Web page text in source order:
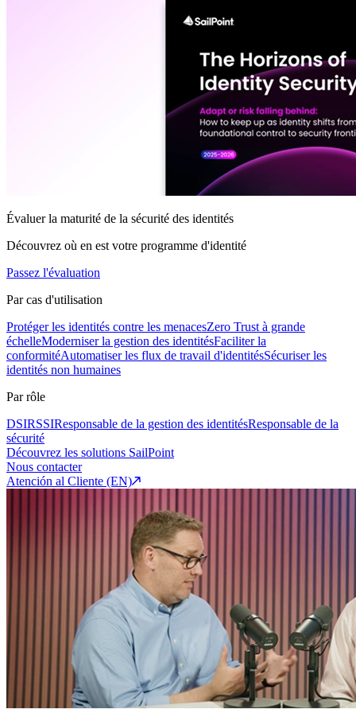
Évaluer la maturité de la sécurité des identités
Découvrez où en est votre programme d'identité
Passez l'évaluation
Par cas d'utilisation
Protéger les identités contre les menacesZero Trust à grande
échelleModerniser la gestion des identitésFaciliter la
conformitéAutomatiser les flux de travail d'identitésSécuriser les
identités non humaines
Par rôle
DSIRSSIResponsable de la gestion des identitésResponsable de la
sécurité
Découvrez les solutions SailPoint
Nous contacter
Atención al Cliente (EN)